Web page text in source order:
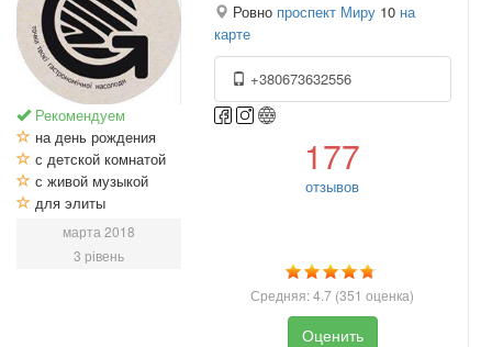
Рекомендуем
на день рождения
с детской комнатой
с живой музыкой
для элиты
марта 2018
3 рівень
Ровно проспект Миру 10 на
карте
+380673632556
177
отзывов
Средняя:4.7 (351 оценка)
Оценить